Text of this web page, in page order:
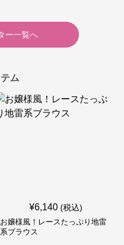
ー一覧へ
ム
¥6,140 (税込)
お嬢様風！レースたっぷり地雷
系ブラウス